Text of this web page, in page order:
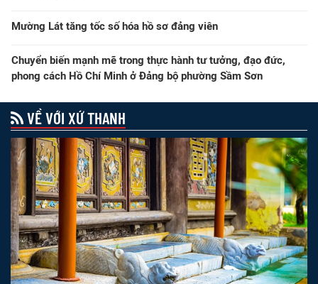
Mường Lát tăng tốc số hóa hồ sơ đảng viên
Chuyển biến mạnh mẽ trong thực hành tư tưởng, đạo đức,
phong cách Hồ Chí Minh ở Đảng bộ phường Sầm Sơn
VỀ VỚI XỨ THANH